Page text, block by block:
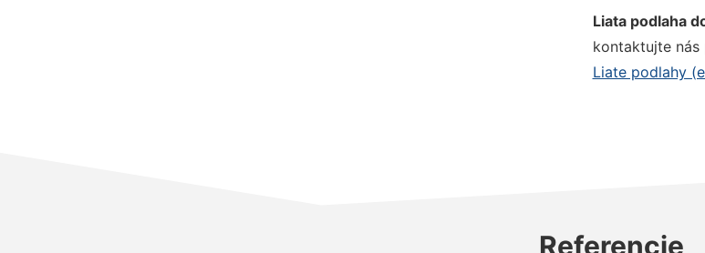
Liata podlaha
kontaktujte nás
Liate podlahy
Referencie